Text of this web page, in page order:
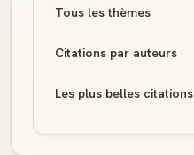
Tous les thèmes
Citations par auteurs
Les plus belles citations